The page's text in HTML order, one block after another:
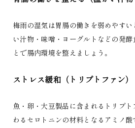
梅雨の湿気は胃腸の働きを弱めやす
い汁物・味噌・ヨーグルトなどの発
とで腸内環境を整えましょう。
ストレス緩和（トリプトファン）
魚・卵・大豆製品に含まれるトリプ
わるセロトニンの材料となるアミノ